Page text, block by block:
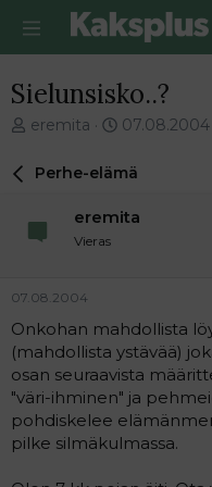
Sielunsisko..?
V
e
i
t
u
n
a
l
o
t
eremita
E
s
m
m
n
v
i
e
s
t
i
07.08.2004
Perhe-elämä
eremita
Vieras
07.08.2004
Onkohan mahdollista
(mahdollista ystävää)
osan seuraavista
"väri-ihminen" ja
pohdiskelee
pilke silmäkulmassa.